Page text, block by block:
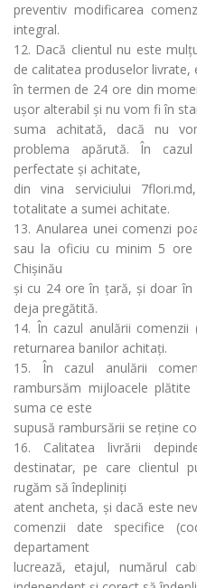
preventiv modificarea
integral.
12. Dacă clientul nu este
de calitatea produselor
în termen de 24 ore din
ușor alterabil și nu vom fi în
suma achitată, dacă nu
problema apărută. În
perfectate și achitate,
din vina serviciului
totalitate a sumei achitate.
13. Anularea unei comenzi
sau la oficiu cu minim 5 ore
Chișinău
și cu 24 ore în țară, și doar
deja pregătită.
14. În cazul anulării
returnarea banilor achitați.
15. În cazul anulării
rambursăm mijloacele
suma ce este
supusă rambursării se reține
16. Calitatea livrării
destinatar, pe care clientul
rugăm să îndepliniți
atent ancheta, și dacă este
comenzii date specifice
departament
lucrează, etajul, numărul